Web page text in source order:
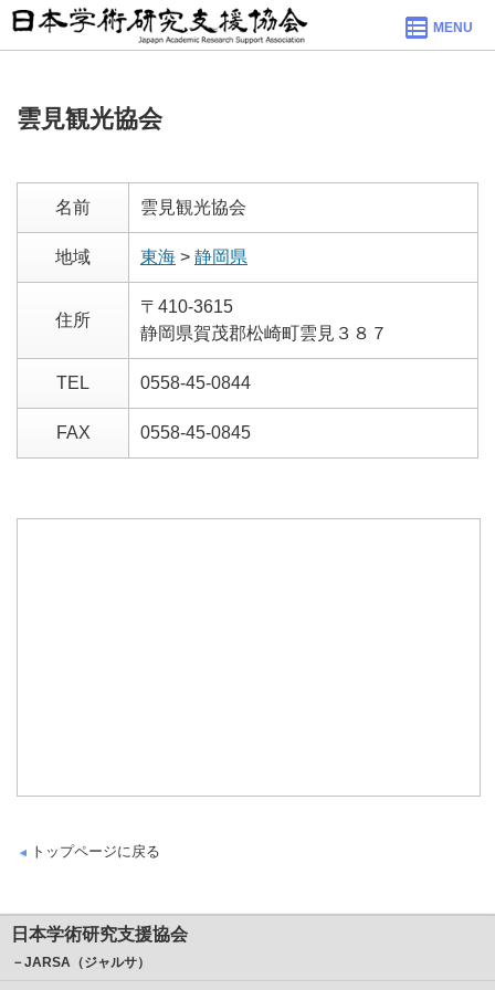
MENU
雲見観光協会
名前 雲見観光協会
地域 東海 > 静岡県
住所
〒410-3615
静岡県賀茂郡松崎町雲見３８７
TEL 0558-45-0844
FAX 0558-45-0845
トップページに戻る
日本学術研究支援協会
－JARSA（ジャルサ）